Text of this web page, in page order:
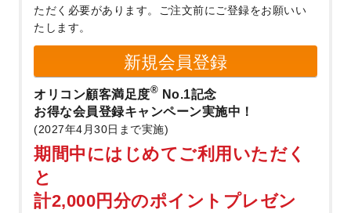
ただく必要があります。
ご注文前にご登録をお願いい
たします。
新規会員登録
オリコン顧客満足度® No.1記念
お得な会員登録キャンペーン実施中！
(2027年4月30日まで実施)
期間中にはじめてご利用いただく
と
計2,000円分のポイントプレゼン